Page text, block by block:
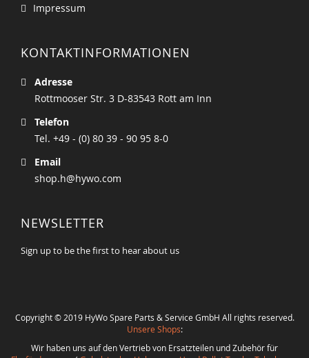
Impressum
KONTAKTINFORMATIONEN
Adresse
Rottmooser Str. 3 D-83543 Rott am Inn
Telefon
Tel. +49 - (0) 80 39 - 90 95 8-0
Email
shop.h@hywo.com
NEWSLETTER
Sign up to be the first to hear about us
Copyright © 2019 HyWo Spare Parts & Service GmbH All rights reserved.
Unsere Shops:
Wir haben uns auf den Vertrieb von Ersatzteilen und Zubehör für